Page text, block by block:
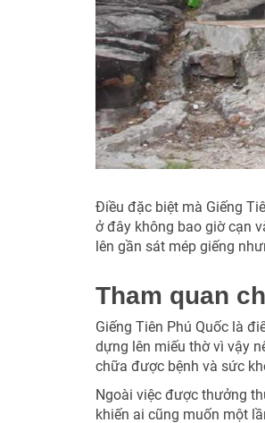
Điều đặc biệt mà Giếng
ở đây không bao giờ cạn
lên gần sát mép giếng
Tham quan
Giếng Tiên Phú Quốc là
dựng lên miếu thờ vì vậy
chữa được bệnh và sức
Ngoài việc được thưởng
khiến ai cũng muốn một